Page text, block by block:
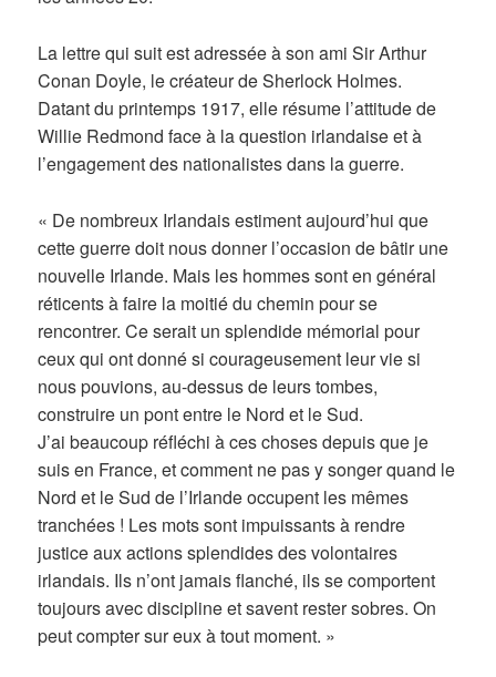
La lettre qui suit est adressée à son ami Sir Arthur
Conan Doyle, le créateur de Sherlock Holmes.
Datant du printemps 1917, elle résume l’attitude de
Willie Redmond face à la question irlandaise et à
l’engagement des nationalistes dans la guerre.
« De nombreux Irlandais estiment aujourd’hui que
cette guerre doit nous donner l’occasion de bâtir une
nouvelle Irlande. Mais les hommes sont en général
réticents à faire la moitié du chemin pour se
rencontrer. Ce serait un splendide mémorial pour
ceux qui ont donné si courageusement leur vie si
nous pouvions, au-dessus de leurs tombes,
construire un pont entre le Nord et le Sud.
J’ai beaucoup réfléchi à ces choses depuis que je
suis en France, et comment ne pas y songer quand le
Nord et le Sud de l’Irlande occupent les mêmes
tranchées ! Les mots sont impuissants à rendre
justice aux actions splendides des volontaires
irlandais. Ils n’ont jamais flanché, ils se comportent
toujours avec discipline et savent rester sobres. On
peut compter sur eux à tout moment. »